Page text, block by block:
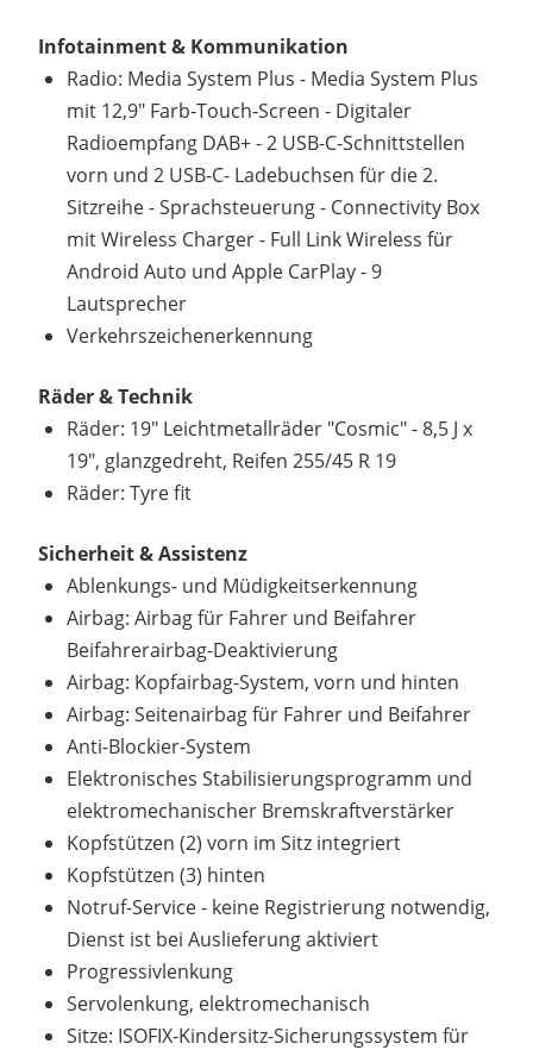
Infotainment & Kommunikation
Radio: Media System Plus - Media System Plus
mit 12,9" Farb-Touch-Screen - Digitaler
Radioempfang DAB+ - 2 USB-C-Schnittstellen
vorn und 2 USB-C- Ladebuchsen für die 2.
Sitzreihe - Sprachsteuerung - Connectivity Box
mit Wireless Charger - Full Link Wireless für
Android Auto und Apple CarPlay - 9
Lautsprecher
Verkehrszeichenerkennung
Räder & Technik
Räder: 19" Leichtmetallräder "Cosmic" - 8,5 J x
19", glanzgedreht, Reifen 255/45 R 19
Räder: Tyre fit
Sicherheit & Assistenz
Ablenkungs- und Müdigkeitserkennung
Airbag: Airbag für Fahrer und Beifahrer
Beifahrerairbag-Deaktivierung
Airbag: Kopfairbag-System, vorn und hinten
Airbag: Seitenairbag für Fahrer und Beifahrer
Anti-Blockier-System
Elektronisches Stabilisierungsprogramm und
elektromechanischer Bremskraftverstärker
Kopfstützen (2) vorn im Sitz integriert
Kopfstützen (3) hinten
Notruf-Service - keine Registrierung notwendig,
Dienst ist bei Auslieferung aktiviert
Progressivlenkung
Servolenkung, elektromechanisch
Sitze: ISOFIX-Kindersitz-Sicherungssystem für